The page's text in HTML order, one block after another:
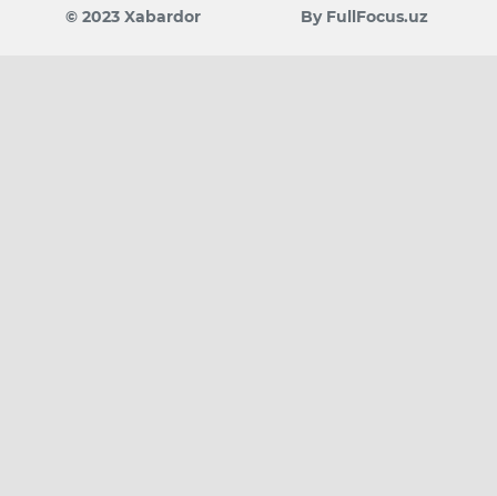
© 2023 Xabardor By FullFocus.uz